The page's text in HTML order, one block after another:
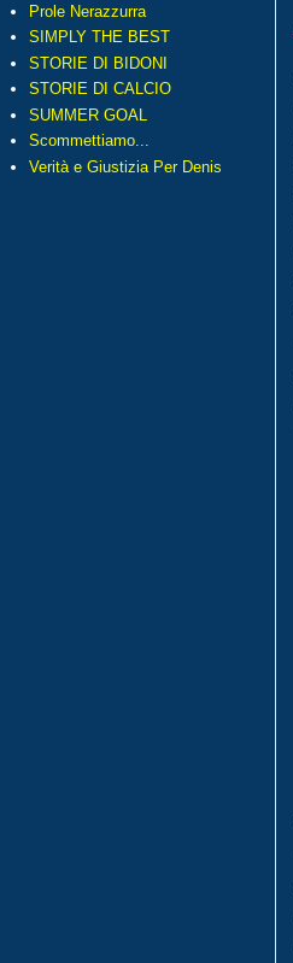
Prole Nerazzurra
SIMPLY THE BEST
STORIE DI BIDONI
STORIE DI CALCIO
SUMMER GOAL
Scommettiamo...
Verità e Giustizia Per Denis